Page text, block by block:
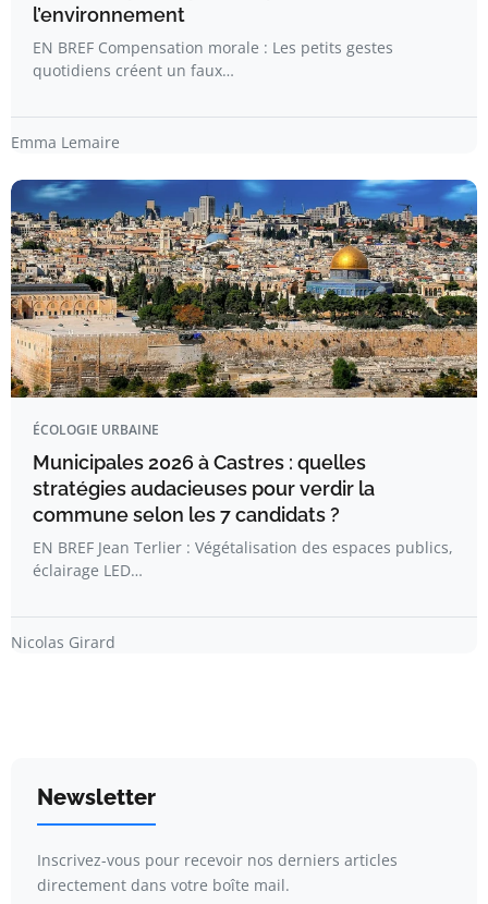
l’environnement
EN BREF Compensation morale : Les petits gestes
quotidiens créent un faux…
Emma Lemaire
ÉCOLOGIE URBAINE
Municipales 2026 à Castres : quelles
stratégies audacieuses pour verdir la
commune selon les 7 candidats ?
EN BREF Jean Terlier : Végétalisation des espaces publics,
éclairage LED…
Nicolas Girard
Newsletter
Inscrivez-vous pour recevoir nos derniers articles
directement dans votre boîte mail.